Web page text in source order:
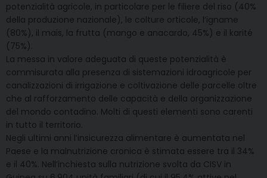
potenzialità agricole, in particolare per le filiere del riso (40%
della produzione nazionale), le colture orticole, l’igname
(80%), il mais, la frutta (mango e anacardo, 45%) e il karité
(75%).
La messa in valore adeguata di queste potenzialità è
commisurata alla presenza di sistemazioni idroagricole per
canalizzazioni di irrigazione e coltivazione delle parcelle oltre
che al rafforzamento delle capacità e della organizzazione
del mondo contadino. Molti di questi elementi sono carenti
in tutto il territorio.
Negli ultimi anni l’insicurezza alimentare è aumentata nel
Paese e la malnutrizione cronica è stimata essere tra il 34%
e il 40%. Nell’inchiesta sulla nutrizione svolta da CISV in